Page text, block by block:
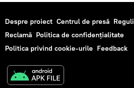
Despre proiect Centrul de presă Reguli
Reclamă Politica de confidențialitate
Politica privind cookie-urile Feedback